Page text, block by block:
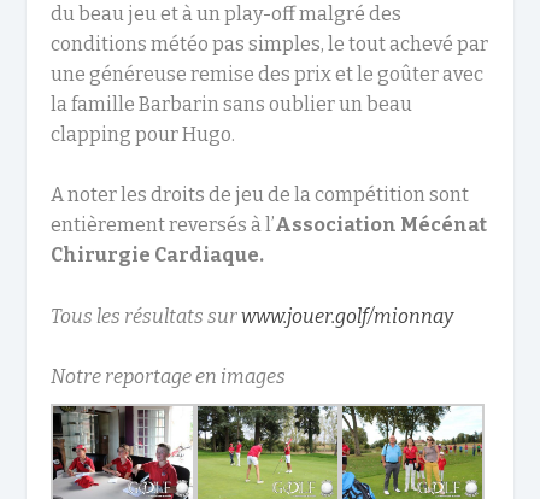
du beau jeu et à un play-off malgré des
conditions météo pas simples, le tout achevé par
une généreuse remise des prix et le goûter avec
la famille Barbarin sans oublier un beau
clapping pour Hugo.
A noter les droits de jeu de la compétition sont
entièrement reversés à l’Association Mécénat
Chirurgie Cardiaque.
Tous les résultats surwww.jouer.golf/mionnay
Notre reportage en images